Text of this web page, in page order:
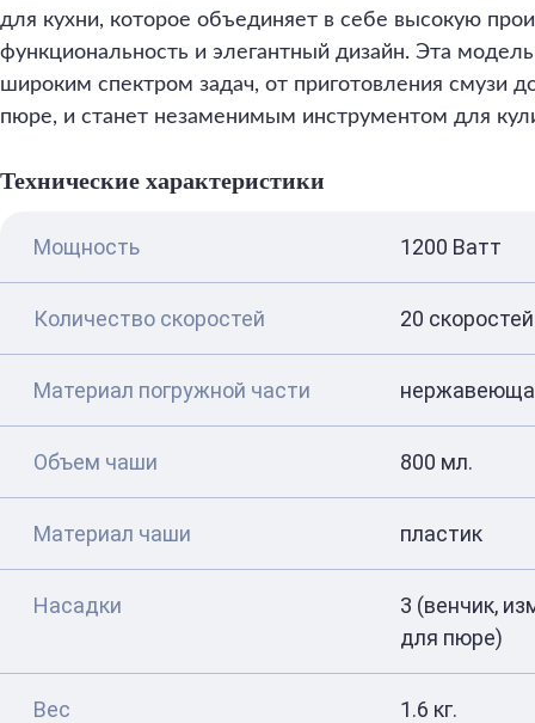
для кухни, которое объединяет в себе высокую
функциональность и элегантный дизайн. Эта
широким спектром задач, от приготовления смузи
пюре, и станет незаменимым инструментом для
Технические характеристики
Мощность 1200 Ватт
Количество скоростей 20
Материал погружной части
Объем чаши 800 мл.
Материал чаши пластик
Насадки
3 (венчик,
для пюре)
Вес 1.6 кг.